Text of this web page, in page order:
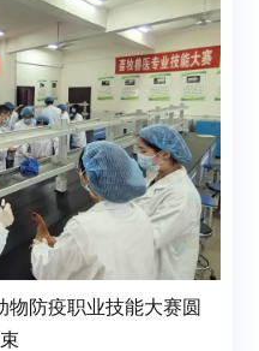
物防疫职业技能大赛圆